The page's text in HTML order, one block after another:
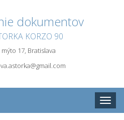
dokumentov
KORZO 90
17, Bratislava
Toggle